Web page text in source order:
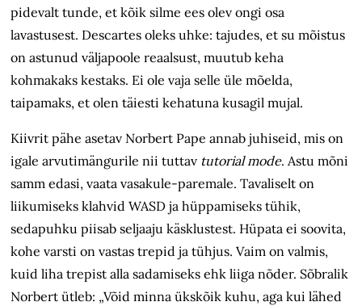
pidevalt tunde, et kõik silme ees olev ongi osa
lavastusest. Descartes oleks uhke: tajudes, et su mõistus
on astunud väljapoole reaalsust, muutub keha
kohmakaks kestaks. Ei ole vaja selle üle mõelda,
taipamaks, et olen täiesti kehatuna kusagil mujal.
Kiivrit pähe asetav Norbert Pape annab juhiseid, mis on
igale arvutimängurile nii tuttav tutorial mode. Astu mõni
samm edasi, vaata vasakule-paremale. Tavaliselt on
liikumiseks klahvid WASD ja hüppamiseks tühik,
sedapuhku piisab seljaaju käsklustest. Hüpata ei soovita,
kohe varsti on vastas trepid ja tühjus. Vaim on valmis,
kuid liha trepist alla sadamiseks ehk liiga nõder. Sõbralik
Norbert ütleb: „Võid minna ükskõik kuhu, aga kui lähed